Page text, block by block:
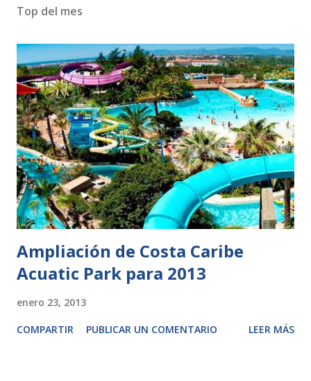
Top del mes
Ampliación de Costa Caribe
Acuatic Park para 2013
enero 23, 2013
COMPARTIR PUBLICAR UN COMENTARIO LEER MÁS